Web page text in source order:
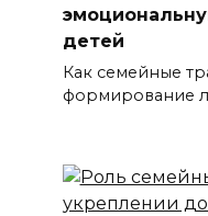
детей
Как семейные
формирование